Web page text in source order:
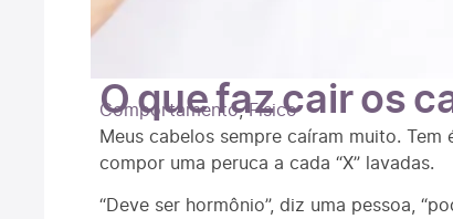
O que faz cair os
Comportamento,Fisico
Meus cabelos sempre caíram muito.
compor uma peruca a cada “X” lavadas.
“Deve ser hormônio”, diz uma pessoa,